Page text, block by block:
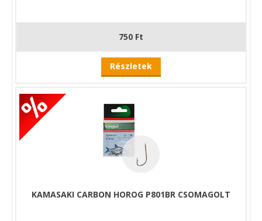
750 Ft
Részletek
KAMASAKI CARBON HOROG P801BR CSOMAGOLT